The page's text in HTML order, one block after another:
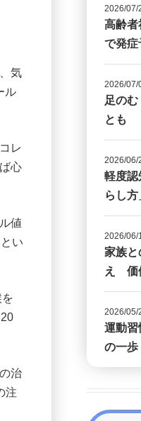
気
ル
レ
心
値
い
治
注
2026/07/
高齢
で発症
2026/07/
足の
とも
2026/06/
軽度
らし方
2026/06/
家族
え 価
2026/05/
運動
の一歩